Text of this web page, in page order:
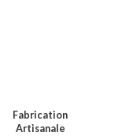
Fabrication
Artisanale